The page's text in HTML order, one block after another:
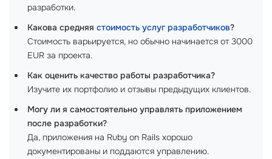
разработки.
Какова средняя стоимость услуг разработчиков?
Стоимость варьируется, но обычно начинается от 3000
EUR за проекта.
Как оценить качество работы разработчика?
Изучите их портфолио и отзывы предыдущих клиентов.
Могу ли я самостоятельно управлять приложением
после разработки?
Да, приложения на Ruby on Rails хорошо
документированы и поддаются управлению.